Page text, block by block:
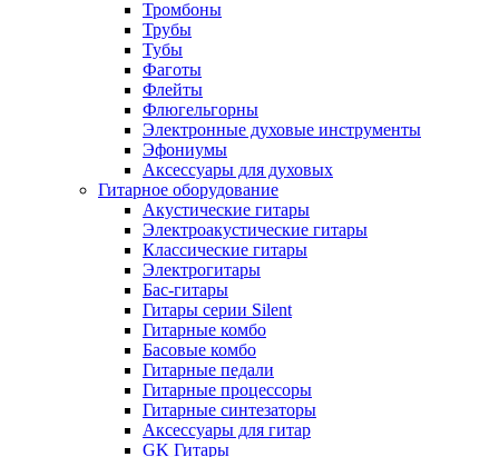
Тромбоны
Трубы
Тубы
Фаготы
Флейты
Флюгельгорны
Электронные духовые инструменты
Эфониумы
Аксессуары для духовых
Гитарное оборудование
Акустические гитары
Электроакустические гитары
Классические гитары
Электрогитары
Бас-гитары
Гитары серии Silent
Гитарные комбо
Басовые комбо
Гитарные педали
Гитарные процессоры
Гитарные синтезаторы
Аксессуары для гитар
GK Гитары